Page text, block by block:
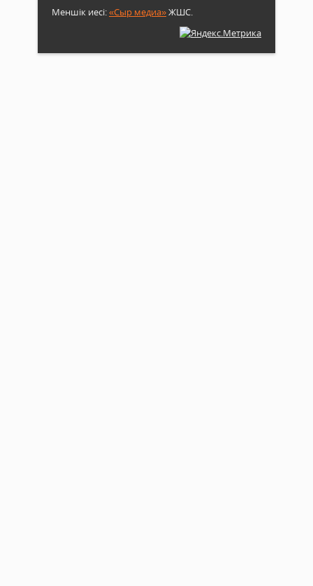
Меншік иесі:«Сыр медиа»ЖШС.